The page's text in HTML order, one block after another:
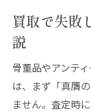
買取で失敗
説
骨董品やアンテ
は、まず「真贋
ません。査定時